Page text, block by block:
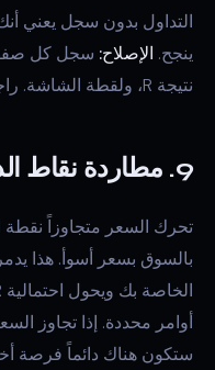
التداول بدون سجل يعني
ينجح. الإصلاح: سجل كل صفقة
نتيجة R، ولقطة الشاشة. راجع أسبوعياً.
9. مطاردة نقاط الدخول الفائتة
تحرك السعر متجاوزاً
بالسوق بسعر أسوأ. هذا
الخاصة بك ويحول احتمالية 2R إلى صفقة 0.8R.
أوامر محددة. إذا تجاوز
ستكون هناك دائماً فرصة